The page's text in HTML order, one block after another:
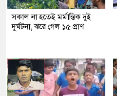
সকাল না হতেই মর্মান্তিক দুই
দুর্ঘটনা, ঝরে গেল ১৫ প্রাণ